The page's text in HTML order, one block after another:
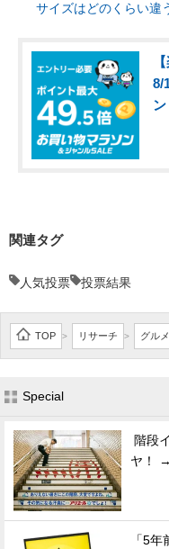
サイズはどのくらい違
8/
ン
関連タグ
人気投票 投票結果
TOP > リサーチ > グルメ
Special
階段
ヤ！
「5